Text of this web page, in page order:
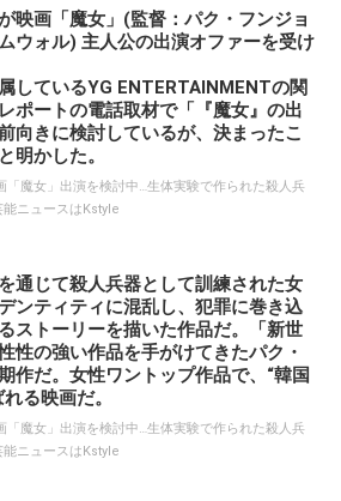
映画「魔女」(監督：パク・フンジョ
ウォル) 主人公の出演オファーを受け
しているYG ENTERTAINMENTの関
ポートの電話取材で「『魔女』の出
向きに検討しているが、決まったこ
明かした。
「魔女」出演を検討中…生体実験で作られた殺人兵
能ニュースはKstyle
通じて殺人兵器として訓練された女
ンティティに混乱し、犯罪に巻き込
ストーリーを描いた作品だ。「新世
性の強い作品を手がけてきたパク・
作だ。女性ワントップ作品で、“韓国
る映画だ。
「魔女」出演を検討中…生体実験で作られた殺人兵
能ニュースはKstyle